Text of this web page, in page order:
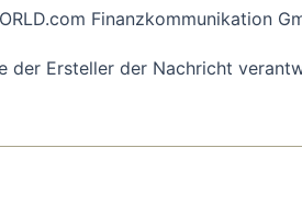
Finanzkommunikation
der Ersteller der Nachricht